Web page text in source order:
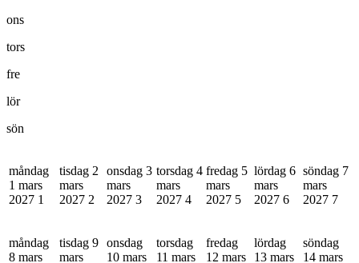
ons
tors
fre
lör
sön
måndag
1 mars
2027 1
tisdag 2
mars
2027 2
onsdag 3
mars
2027 3
torsdag 4
mars
2027 4
fredag 5
mars
2027 5
lördag 6
mars
2027 6
söndag 7
mars
2027 7
måndag
8 mars
tisdag 9
mars
onsdag
10 mars
torsdag
11 mars
fredag
12 mars
lördag
13 mars
söndag
14 mars